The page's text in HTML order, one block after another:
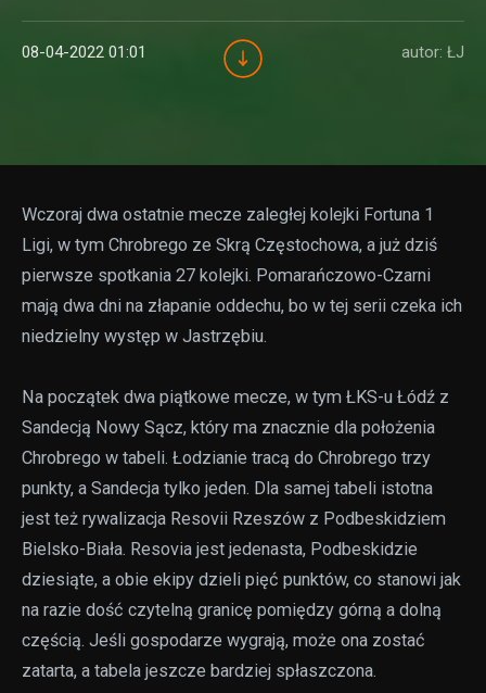
08-04-2022 01:01 autor: ŁJ
Wczoraj dwa ostatnie mecze zaległej kolejki Fortuna 1
Ligi, w tym Chrobrego ze Skrą Częstochowa, a już dziś
pierwsze spotkania 27 kolejki. Pomarańczowo-Czarni
mają dwa dni na złapanie oddechu, bo w tej serii czeka ich
niedzielny występ w Jastrzębiu.
Na początek dwa piątkowe mecze, w tym ŁKS-u Łódź z
Sandecją Nowy Sącz, który ma znacznie dla położenia
Chrobrego w tabeli. Łodzianie tracą do Chrobrego trzy
punkty, a Sandecja tylko jeden. Dla samej tabeli istotna
jest też rywalizacja Resovii Rzeszów z Podbeskidziem
Bielsko-Biała. Resovia jest jedenasta, Podbeskidzie
dziesiąte, a obie ekipy dzieli pięć punktów, co stanowi jak
na razie dość czytelną granicę pomiędzy górną a dolną
częścią. Jeśli gospodarze wygrają, może ona zostać
zatarta, a tabela jeszcze bardziej spłaszczona.